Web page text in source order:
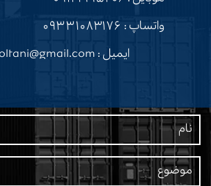
واتساپ : ۰۹۳۳۱۰۸۳۱۷۶
ایمیل : soltani.trd.soltani@gmail.com